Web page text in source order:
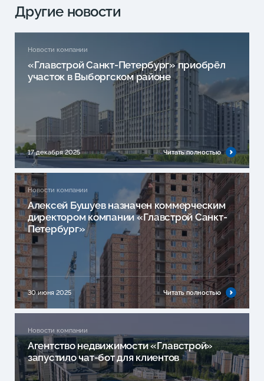
Другие новости
Новости компании
«Главстрой Санкт-Петербург» приобрёл
участок в Выборгском районе
17 декабря 2025 Читать полностью
Новости компании
Алексей Бушуев назначен коммерческим
директором компании «Главстрой Санкт-
Петербург»
30 июня 2025 Читать полностью
Новости компании
Агентство недвижимости «Главстрой»
запустило чат-бот для клиентов